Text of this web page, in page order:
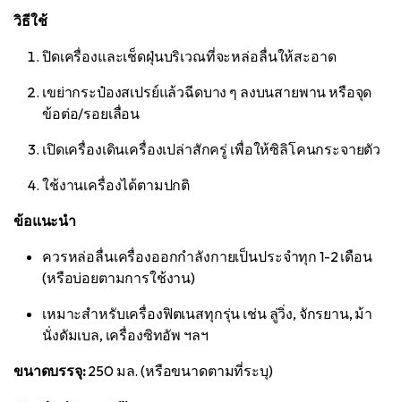
วิธีใช้
ปิดเครื่องและเช็ดฝุ่นบริเวณที่จะหล่อลื่นให้สะอาด
เขย่ากระป๋องสเปรย์แล้วฉีดบาง ๆ ลงบนสายพาน หรือจุด
ข้อต่อ/รอยเลื่อน
เปิดเครื่องเดินเครื่องเปล่าสักครู่ เพื่อให้ซิลิโคนกระจายตัว
ใช้งานเครื่องได้ตามปกติ
ข้อแนะนำ
ควรหล่อลื่นเครื่องออกกำลังกายเป็นประจำทุก 1-2 เดือน
(หรือบ่อยตามการใช้งาน)
เหมาะสำหรับเครื่องฟิตเนสทุกรุ่น เช่น ลู่วิ่ง, จักรยาน, ม้า
นั่งดัมเบล, เครื่องซิทอัพ ฯลฯ
ขนาดบรรจุ:250 มล. (หรือขนาดตามที่ระบุ)